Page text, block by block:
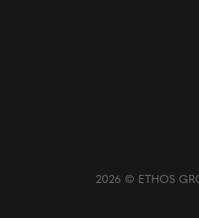
2026 © ETHOS